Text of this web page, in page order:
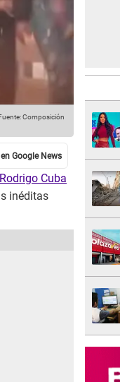
Composición
Rodrigo Cuba
inéditas